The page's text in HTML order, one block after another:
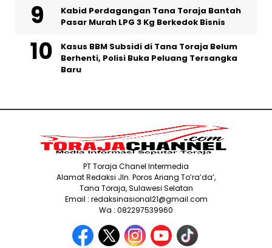
Kabid Perdagangan Tana Toraja Bantah
Pasar Murah LPG 3 Kg Berkedok Bisnis
Kasus BBM Subsidi di Tana Toraja Belum
Berhenti, Polisi Buka Peluang Tersangka
Baru
PT Toraja Chanel Intermedia
Alamat Redaksi Jln. Poros Ariang To’ra’da’,
Tana Toraja, Sulawesi Selatan
Email : redaksinasional21@gmail.com
Wa : 082297539960